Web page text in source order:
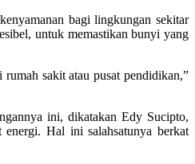
bagi lingkungan sekitar
untuk memastikan bunyi yang
sakit atau pusat pendidikan,”
ini, dikatakan Edy Sucipto,
Hal ini salahsatunya berkat